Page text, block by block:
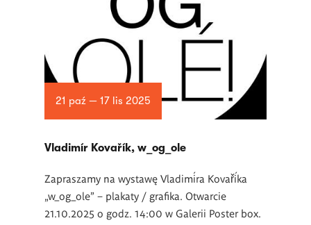
21 paź — 17 lis 2025
Vladimír Kovařík, w_og_ole
Zapraszamy na wystawę Vladimíra Kovaříka
„w_og_ole” – plakaty / grafika. Otwarcie
21.10.2025 o godz. 14:00 w Galerii Poster box.